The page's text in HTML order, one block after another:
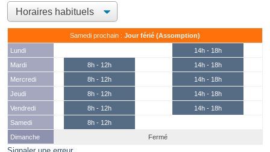
Samedi prochain : Jour férié (Assomption)
Lundi
14h - 18h
Mardi
8h - 12h
14h - 18h
Mercredi
8h - 12h
14h - 18h
Jeudi
8h - 12h
14h - 18h
Vendredi
8h - 12h
14h - 18h
Samedi
8h - 12h
Dimanche
Fermé